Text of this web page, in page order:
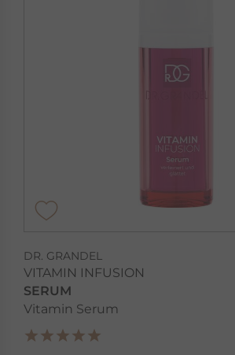
DR. GRANDEL
VITAMIN INFUSION
SERUM
Vitamin Serum